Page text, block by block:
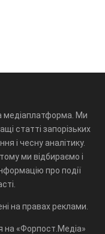
медіаплатформа. Ми
статті запорізьких
і чесну аналітику.
ми відбираємо і
про події
на правах реклами.
на «Форпост.Медіа»